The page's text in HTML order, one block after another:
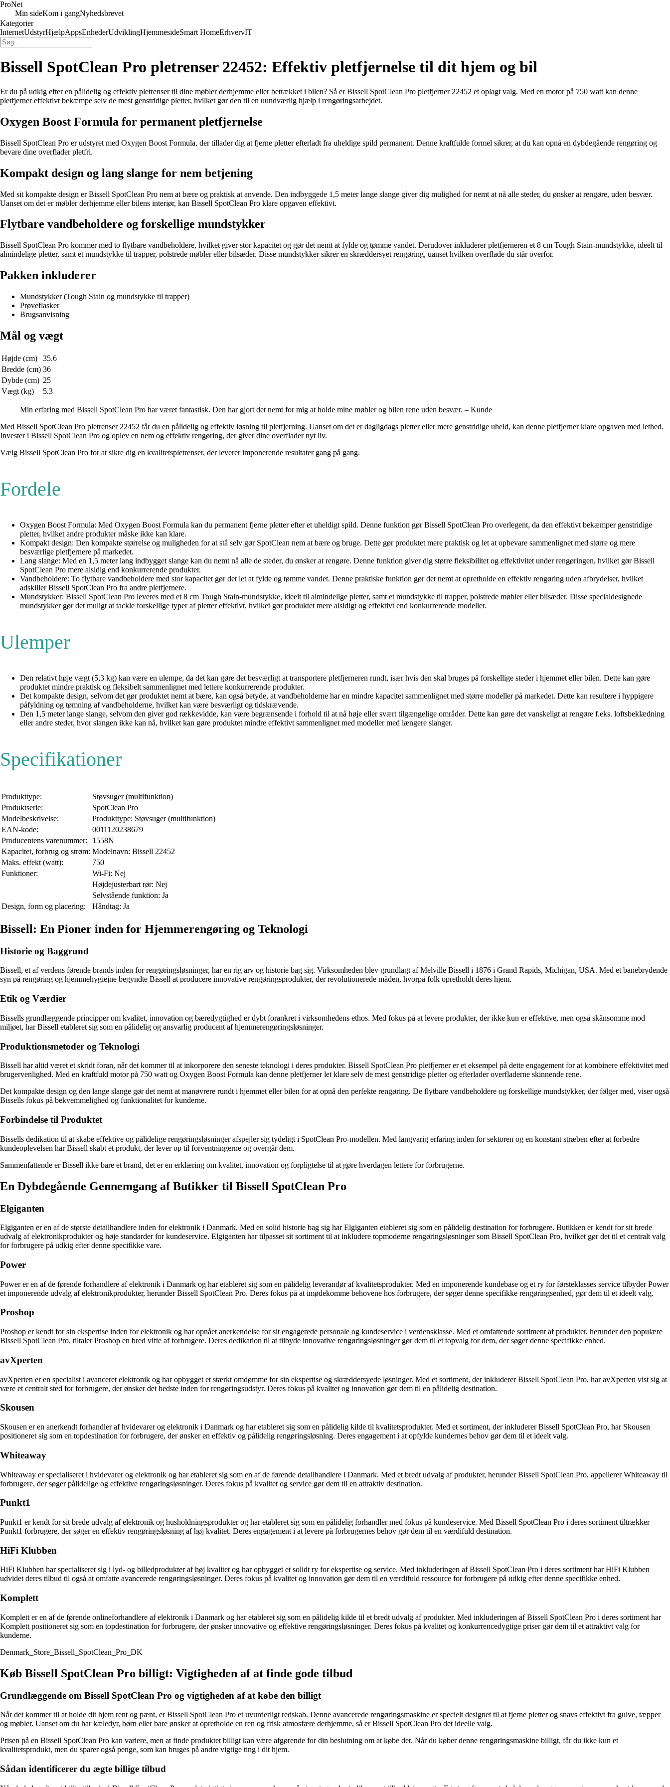
ProNet
Min sideKom i gangNyhedsbrevet
Kategorier
InternetUdstyrHjælpAppsEnhederUdviklingHjemmesideSmart HomeErhvervIT
Bissell SpotClean Pro pletrenser 22452: Effektiv pletfjernelse til dit hjem og bil
Er du på udkig efter en pålidelig og effektiv pletrenser til dine møbler derhjemme eller betrækket i bilen? Så er Bissell SpotClean Pro pletfjerner 22452 et oplagt valg. Med en motor på 750 watt kan denne
pletfjerner effektivt bekæmpe selv de mest genstridige pletter, hvilket gør den til en uundværlig hjælp i rengøringsarbejdet.
Oxygen Boost Formula for permanent pletfjernelse
Bissell SpotClean Pro er udstyret med Oxygen Boost Formula, der tillader dig at fjerne pletter efterladt fra uheldige spild permanent. Denne kraftfulde formel sikrer, at du kan opnå en dybdegående rengøring og
bevare dine overflader pletfri.
Kompakt design og lang slange for nem betjening
Med sit kompakte design er Bissell SpotClean Pro nem at bære og praktisk at anvende. Den indbyggede 1,5 meter lange slange giver dig mulighed for nemt at nå alle steder, du ønsker at rengøre, uden besvær.
Uanset om det er møbler derhjemme eller bilens interiør, kan Bissell SpotClean Pro klare opgaven effektivt.
Flytbare vandbeholdere og forskellige mundstykker
Bissell SpotClean Pro kommer med to flytbare vandbeholdere, hvilket giver stor kapacitet og gør det nemt at fylde og tømme vandet. Derudover inkluderer pletfjerneren et 8 cm Tough Stain-mundstykke, ideelt til
almindelige pletter, samt et mundstykke til trapper, polstrede møbler eller bilsæder. Disse mundstykker sikrer en skræddersyet rengøring, uanset hvilken overflade du står overfor.
Pakken inkluderer
Mundstykker (Tough Stain og mundstykke til trapper)
Prøveflasker
Brugsanvisning
Mål og vægt
Højde (cm)
35.6
Bredde (cm) 36
Dybde (cm) 25
Vægt (kg)
5.3
Min erfaring med Bissell SpotClean Pro har været fantastisk. Den har gjort det nemt for mig at holde mine møbler og bilen rene uden besvær. – Kunde
Med Bissell SpotClean Pro pletrenser 22452 får du en pålidelig og effektiv løsning til pletfjerning. Uanset om det er dagligdags pletter eller mere genstridige uheld, kan denne pletfjerner klare opgaven med lethed.
Invester i Bissell SpotClean Pro og oplev en nem og effektiv rengøring, der giver dine overflader nyt liv.
Vælg Bissell SpotClean Pro for at sikre dig en kvalitetspletrenser, der leverer imponerende resultater gang på gang.
Fordele
Oxygen Boost Formula: Med Oxygen Boost Formula kan du permanent fjerne pletter efter et uheldigt spild. Denne funktion gør Bissell SpotClean Pro overlegent, da den effektivt bekæmper genstridige
pletter, hvilket andre produkter måske ikke kan klare.
Kompakt design: Den kompakte størrelse og muligheden for at stå selv gør SpotClean nem at bære og bruge. Dette gør produktet mere praktisk og let at opbevare sammenlignet med større og mere
besværlige pletfjernere på markedet.
Lang slange: Med en 1,5 meter lang indbygget slange kan du nemt nå alle de steder, du ønsker at rengøre. Denne funktion giver dig større fleksibilitet og effektivitet under rengøringen, hvilket gør Bissell
SpotClean Pro mere alsidig end konkurrerende produkter.
Vandbeholdere: To flytbare vandbeholdere med stor kapacitet gør det let at fylde og tømme vandet. Denne praktiske funktion gør det nemt at opretholde en effektiv rengøring uden afbrydelser, hvilket
adskiller Bissell SpotClean Pro fra andre pletfjernere.
Mundstykker: Bissell SpotClean Pro leveres med et 8 cm Tough Stain-mundstykke, ideelt til almindelige pletter, samt et mundstykke til trapper, polstrede møbler eller bilsæder. Disse specialdesignede
mundstykker gør det muligt at tackle forskellige typer af pletter effektivt, hvilket gør produktet mere alsidigt og effektivt end konkurrerende modeller.
Ulemper
Den relativt høje vægt (5,3 kg) kan være en ulempe, da det kan gøre det besværligt at transportere pletfjerneren rundt, især hvis den skal bruges på forskellige steder i hjemmet eller bilen. Dette kan gøre
produktet mindre praktisk og fleksibelt sammenlignet med lettere konkurrerende produkter.
Det kompakte design, selvom det gør produktet nemt at bære, kan også betyde, at vandbeholderne har en mindre kapacitet sammenlignet med større modeller på markedet. Dette kan resultere i hyppigere
påfyldning og tømning af vandbeholderne, hvilket kan være besværligt og tidskrævende.
Den 1,5 meter lange slange, selvom den giver god rækkevidde, kan være begrænsende i forhold til at nå høje eller svært tilgængelige områder. Dette kan gøre det vanskeligt at rengøre f.eks. loftsbeklædning
eller andre steder, hvor slangen ikke kan nå, hvilket kan gøre produktet mindre effektivt sammenlignet med modeller med længere slanger.
Specifikationer
Produkttype:
Støvsuger (multifunktion)
Produktserie:
SpotClean Pro
Modelbeskrivelse:
Produkttype: Støvsuger (multifunktion)
EAN-kode:
0011120238679
Producentens varenummer:
1558N
Kapacitet, forbrug og strøm: Modelnavn: Bissell 22452
Maks. effekt (watt):
750
Funktioner:
Wi-Fi: Nej
Højdejusterbart rør: Nej
Selvstående funktion: Ja
Design, form og placering:
Håndtag: Ja
Bissell: En Pioner inden for Hjemmerengøring og Teknologi
Historie og Baggrund
Bissell, et af verdens førende brands inden for rengøringsløsninger, har en rig arv og historie bag sig. Virksomheden blev grundlagt af Melville Bissell i 1876 i Grand Rapids, Michigan, USA. Med et banebrydende
syn på rengøring og hjemmehygiejne begyndte Bissell at producere innovative rengøringsprodukter, der revolutionerede måden, hvorpå folk opretholdt deres hjem.
Etik og Værdier
Bissells grundlæggende principper om kvalitet, innovation og bæredygtighed er dybt forankret i virksomhedens ethos. Med fokus på at levere produkter, der ikke kun er effektive, men også skånsomme mod
miljøet, har Bissell etableret sig som en pålidelig og ansvarlig producent af hjemmerengøringsløsninger.
Produktionsmetoder og Teknologi
Bissell har altid været et skridt foran, når det kommer til at inkorporere den seneste teknologi i deres produkter. Bissell SpotClean Pro pletfjerner er et eksempel på dette engagement for at kombinere effektivitet med
brugervenlighed. Med en kraftfuld motor på 750 watt og Oxygen Boost Formula kan denne pletfjerner let klare selv de mest genstridige pletter og efterlader overfladerne skinnende rene.
Det kompakte design og den lange slange gør det nemt at manøvrere rundt i hjemmet eller bilen for at opnå den perfekte rengøring. De flytbare vandbeholdere og forskellige mundstykker, der følger med, viser også
Bissells fokus på bekvemmelighed og funktionalitet for kunderne.
Forbindelse til Produktet
Bissells dedikation til at skabe effektive og pålidelige rengøringsløsninger afspejler sig tydeligt i SpotClean Pro-modellen. Med langvarig erfaring inden for sektoren og en konstant stræben efter at forbedre
kundeoplevelsen har Bissell skabt et produkt, der lever op til forventningerne og overgår dem.
Sammenfattende er Bissell ikke bare et brand, det er en erklæring om kvalitet, innovation og forpligtelse til at gøre hverdagen lettere for forbrugerne.
En Dybdegående Gennemgang af Butikker til Bissell SpotClean Pro
Elgiganten
Elgiganten er en af de største detailhandlere inden for elektronik i Danmark. Med en solid historie bag sig har Elgiganten etableret sig som en pålidelig destination for forbrugere. Butikken er kendt for sit brede
udvalg af elektronikprodukter og høje standarder for kundeservice. Elgiganten har tilpasset sit sortiment til at inkludere topmoderne rengøringsløsninger som Bissell SpotClean Pro, hvilket gør det til et centralt valg
for forbrugere på udkig efter denne specifikke vare.
Power
Power er en af de førende forhandlere af elektronik i Danmark og har etableret sig som en pålidelig leverandør af kvalitetsprodukter. Med en imponerende kundebase og et ry for førsteklasses service tilbyder Power
et imponerende udvalg af elektronikprodukter, herunder Bissell SpotClean Pro. Deres fokus på at imødekomme behovene hos forbrugere, der søger denne specifikke rengøringsenhed, gør dem til et ideelt valg.
Proshop
Proshop er kendt for sin ekspertise inden for elektronik og har opnået anerkendelse for sit engagerede personale og kundeservice i verdensklasse. Med et omfattende sortiment af produkter, herunder den populære
Bissell SpotClean Pro, tiltaler Proshop en bred vifte af forbrugere. Deres dedikation til at tilbyde innovative rengøringsløsninger gør dem til et topvalg for dem, der søger denne specifikke enhed.
avXperten
avXperten er en specialist i avanceret elektronik og har opbygget et stærkt omdømme for sin ekspertise og skræddersyede løsninger. Med et sortiment, der inkluderer Bissell SpotClean Pro, har avXperten vist sig at
være et centralt sted for forbrugere, der ønsker det bedste inden for rengøringsudstyr. Deres fokus på kvalitet og innovation gør dem til en pålidelig destination.
Skousen
Skousen er en anerkendt forhandler af hvidevarer og elektronik i Danmark og har etableret sig som en pålidelig kilde til kvalitetsprodukter. Med et sortiment, der inkluderer Bissell SpotClean Pro, har Skousen
positioneret sig som en topdestination for forbrugere, der ønsker en effektiv og pålidelig rengøringsløsning. Deres engagement i at opfylde kundernes behov gør dem til et ideelt valg.
Whiteaway
Whiteaway er specialiseret i hvidevarer og elektronik og har etableret sig som en af de førende detailhandlere i Danmark. Med et bredt udvalg af produkter, herunder Bissell SpotClean Pro, appellerer Whiteaway til
forbrugere, der søger pålidelige og effektive rengøringsløsninger. Deres fokus på kvalitet og service gør dem til en attraktiv destination.
Punkt1
Punkt1 er kendt for sit brede udvalg af elektronik og husholdningsprodukter og har etableret sig som en pålidelig forhandler med fokus på kundeservice. Med Bissell SpotClean Pro i deres sortiment tiltrækker
Punkt1 forbrugere, der søger en effektiv rengøringsløsning af høj kvalitet. Deres engagement i at levere på forbrugernes behov gør dem til en værdifuld destination.
HiFi Klubben
HiFi Klubben har specialiseret sig i lyd- og billedprodukter af høj kvalitet og har opbygget et solidt ry for ekspertise og service. Med inkluderingen af Bissell SpotClean Pro i deres sortiment har HiFi Klubben
udvidet deres tilbud til også at omfatte avancerede rengøringsløsninger. Deres fokus på kvalitet og innovation gør dem til en værdifuld ressource for forbrugere på udkig efter denne specifikke enhed.
Komplett
Komplett er en af de førende onlineforhandlere af elektronik i Danmark og har etableret sig som en pålidelig kilde til et bredt udvalg af produkter. Med inkluderingen af Bissell SpotClean Pro i deres sortiment har
Komplett positioneret sig som en topdestination for forbrugere, der ønsker innovative og effektive rengøringsløsninger. Deres fokus på kvalitet og konkurrencedygtige priser gør dem til et attraktivt valg for
kunderne.
Denmark_Store_Bissell_SpotClean_Pro_DK
Køb Bissell SpotClean Pro billigt: Vigtigheden af at finde gode tilbud
Grundlæggende om Bissell SpotClean Pro og vigtigheden af at købe den billigt
Når det kommer til at holde dit hjem rent og pænt, er Bissell SpotClean Pro et uvurderligt redskab. Denne avancerede rengøringsmaskine er specielt designet til at fjerne pletter og snavs effektivt fra gulve, tæpper
og møbler. Uanset om du har kæledyr, børn eller bare ønsker at opretholde en ren og frisk atmosfære derhjemme, så er Bissell SpotClean Pro det ideelle valg.
Prisen på en Bissell SpotClean Pro kan variere, men at finde produktet billigt kan være afgørende for din beslutning om at købe det. Når du køber denne rengøringsmaskine billigt, får du ikke kun et
kvalitetsprodukt, men du sparer også penge, som kan bruges på andre vigtige ting i dit hjem.
Sådan identificerer du ægte billige tilbud